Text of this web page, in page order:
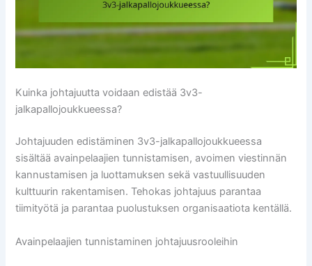
Kuinka johtajuutta voidaan edistää 3v3-
jalkapallojoukkueessa?
Johtajuuden edistäminen 3v3-jalkapallojoukkueessa
sisältää avainpelaajien tunnistamisen, avoimen viestinnän
kannustamisen ja luottamuksen sekä vastuullisuuden
kulttuurin rakentamisen. Tehokas johtajuus parantaa
tiimityötä ja parantaa puolustuksen organisaatiota kentällä.
Avainpelaajien tunnistaminen johtajuusrooleihin